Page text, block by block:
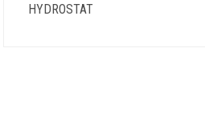
14999,99 ZŁ.